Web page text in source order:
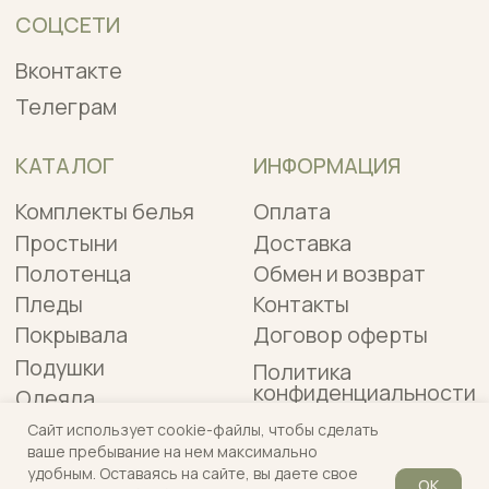
Сайт использует cookie-файлы, чтобы сделать
ваше пребывание на нем максимально
удобным. Оставаясь на сайте, вы даете свое
OK